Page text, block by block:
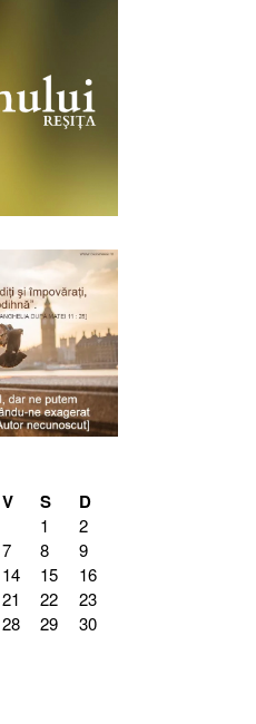
V S D
1
2
7 8
9
14 15
16
21 22
23
28 29
30